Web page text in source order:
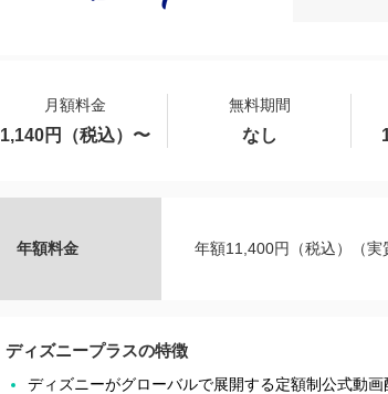
月額料金 無料期間
1,140円（税込）〜 なし
年額料金 年額11,400円（税込）（実
ディズニープラスの特徴
ディズニーがグローバルで展開する定額制公式動画